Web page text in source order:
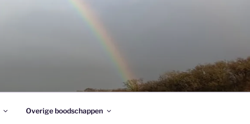
Overige boodschappen